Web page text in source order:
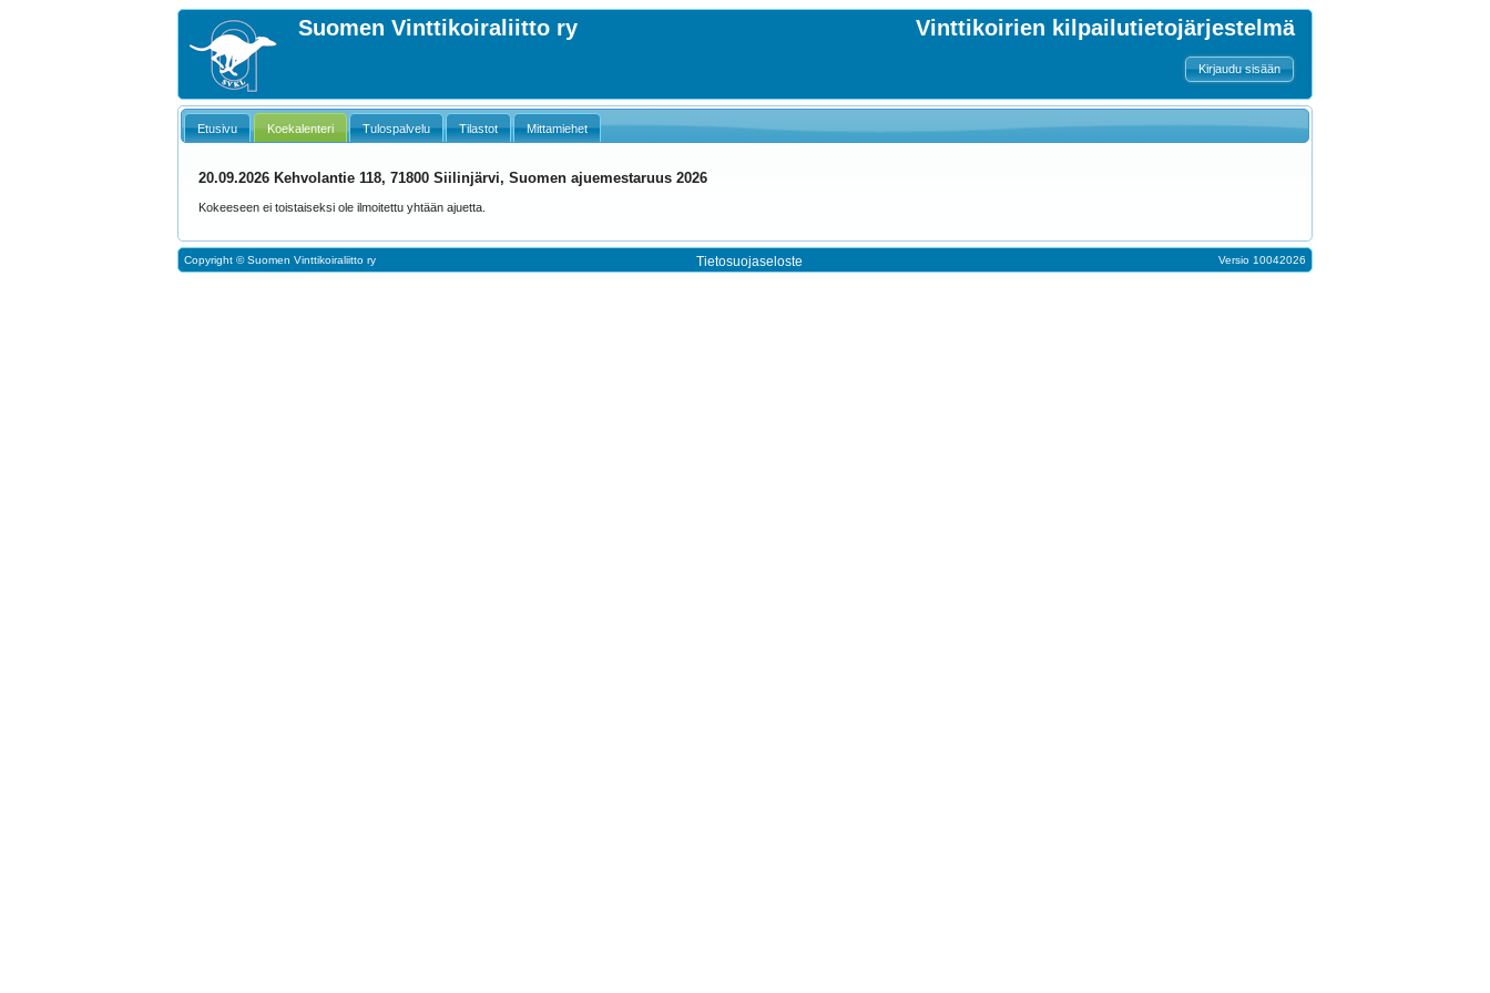
Suomen Vinttikoiraliitto ry Vinttikoirien kilpailutietojärjestelmä
Kirjaudu sisään
Etusivu Koekalenteri Tulospalvelu Tilastot Mittamiehet
20.09.2026 Kehvolantie 118, 71800 Siilinjärvi, Suomen ajuemestaruus 2026
Kokeeseen ei toistaiseksi ole ilmoitettu yhtään ajuetta.
Copyright ©Suomen Vinttikoiraliitto ry Tietosuojaseloste Versio 10042026